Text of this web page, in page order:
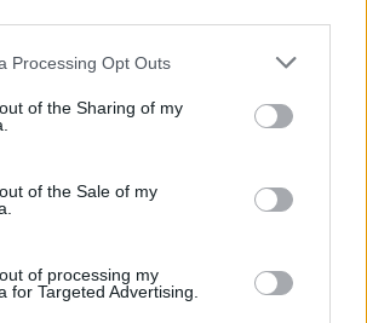
Processing Opt Outs
of the Sharing of my
of the Sale of my
of processing my
for Targeted Advertising.
per commentare questo
dell'autore e non rappresenta la linea editoriale
autonoma e indipendente. I messaggi inclusi nei
giornalistici, ma post inviati dai singoli lettori che
pubblicati senza filtro preventivo. I commenti
a siti esterni verranno rimossi in automatico dal